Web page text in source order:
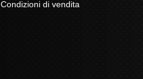
Condizioni di vendita